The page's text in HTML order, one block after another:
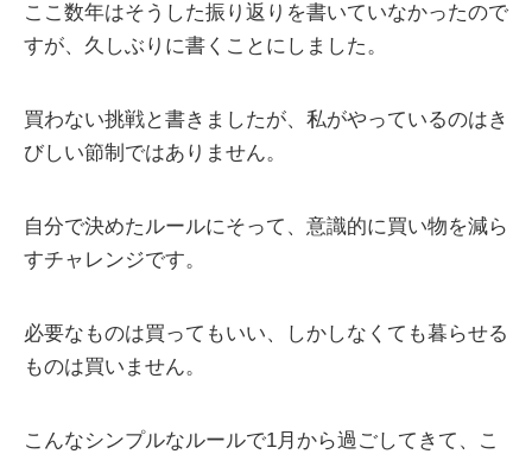
ここ数年はそうした振り返りを書いていなかったので
すが、久しぶりに書くことにしました。
買わない挑戦と書きましたが、私がやっているのはき
びしい節制ではありません。
自分で決めたルールにそって、意識的に買い物を減ら
すチャレンジです。
必要なものは買ってもいい、しかしなくても暮らせる
ものは買いません。
こんなシンプルなルールで1月から過ごしてきて、こ